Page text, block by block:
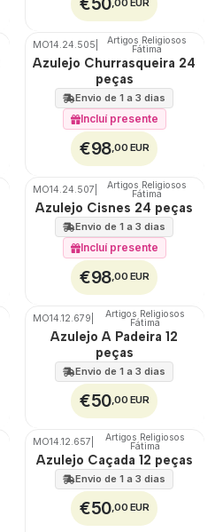
,00 EUR
🇵🇹
100%
MO14.24.505 Artigos Religiosos
Fátima
Azulejo Churrasqueira 24
peças
Envio de 1 a 3 dias
Incluí presente
€98,00 EUR
🇵🇹
100%
EXT.
MO14.24.507 Artigos Religiosos
Fátima
Azulejo Cisnes 24 peças
Envio de 1 a 3 dias
Incluí presente
€98,00 EUR
🇵🇹
100%
MO14.12.679 Artigos Religiosos
Fátima
Azulejo A Padeira 12
peças
Envio de 1 a 3 dias
€50,00 EUR
🇵🇹
100%
EXT.
MO14.12.657 Artigos Religiosos
Fátima
Azulejo Caçada 12 peças
Envio de 1 a 3 dias
€50,00 EUR